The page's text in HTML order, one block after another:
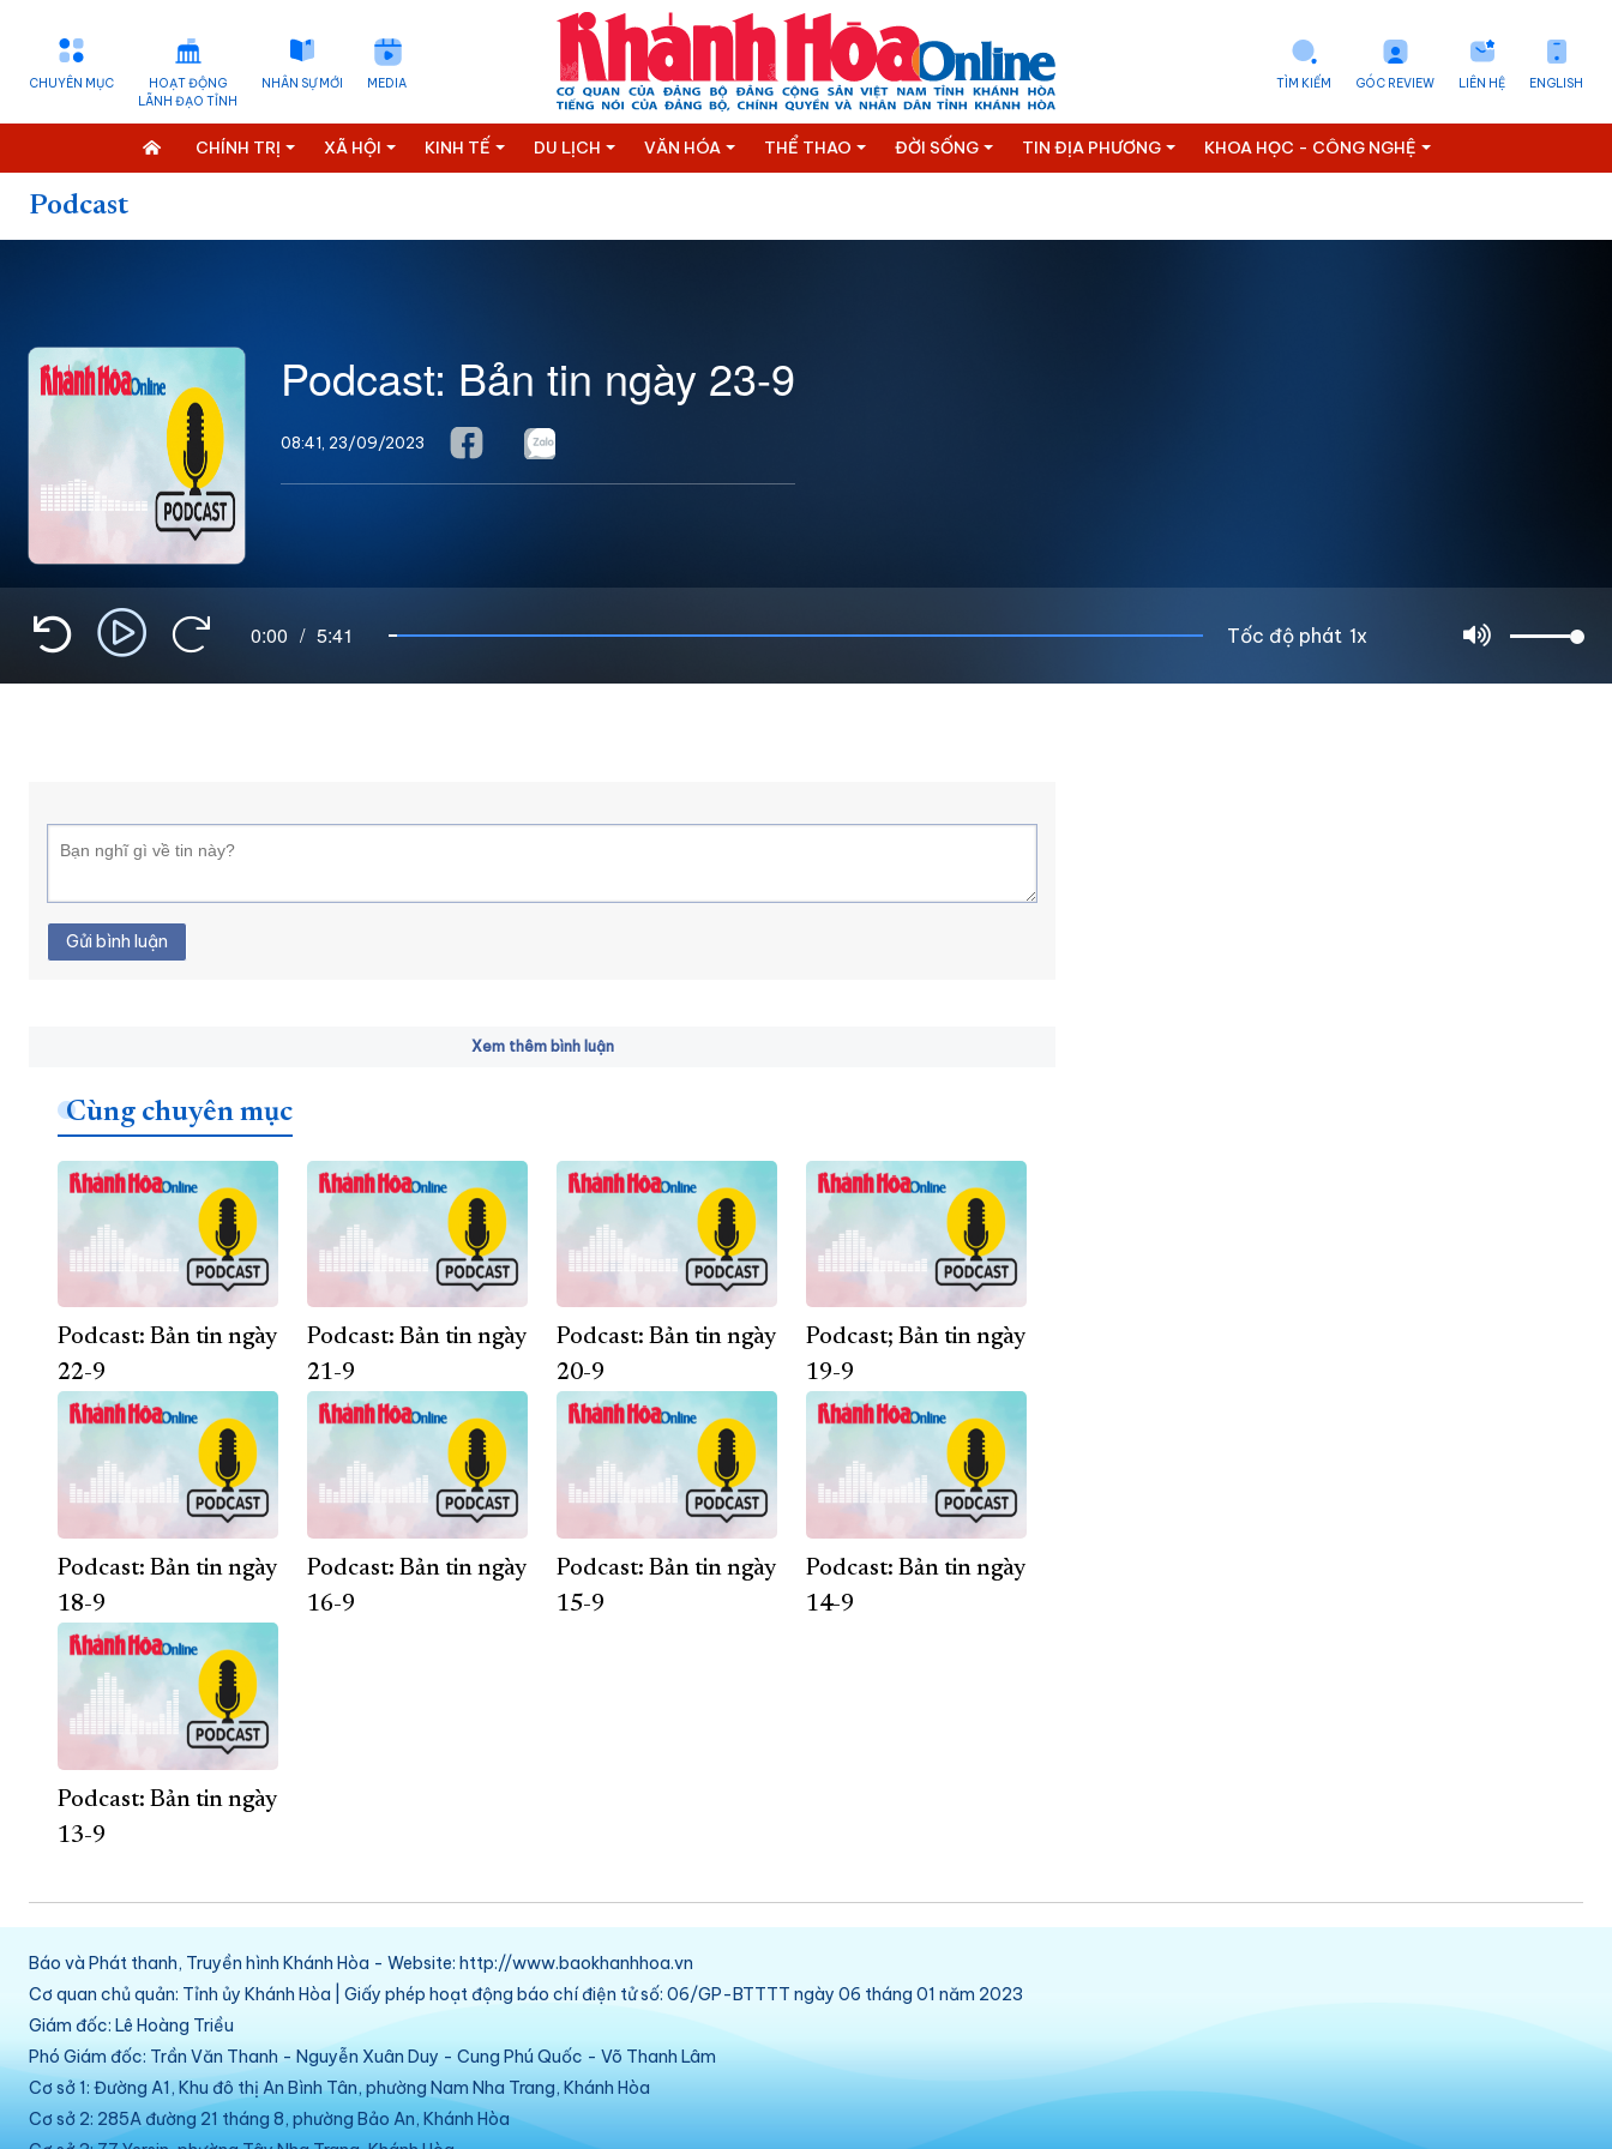
CHUYÊN MỤC
HOẠT ĐỘNG
LÃNH ĐẠO TỈNH
NHÂN SỰ MỚI MEDIA ENGLISH
LIÊN HỆ
GÓC REVIEW
TÌM KIẾM
CHÍNH TRỊ XÃ HỘI KINH TẾ DU LỊCH VĂN HÓA THỂ THAO ĐỜI SỐNG TIN ĐỊA PHƯƠNG KHOA HỌC - CÔNG NGHỆ
Podcast
Podcast: Bản tin ngày 23-9
08:41, 23/09/2023
0:00 / 5:41 Tốc độ phát 1x
Gửi bình luận
Xem thêm bình luận
Cùng chuyên mục
Podcast: Bản tin ngày
22-9
Podcast: Bản tin ngày
21-9
Podcast: Bản tin ngày
20-9
Podcast; Bản tin ngày
19-9
Podcast: Bản tin ngày
18-9
Podcast: Bản tin ngày
16-9
Podcast: Bản tin ngày
15-9
Podcast: Bản tin ngày
14-9
Podcast: Bản tin ngày
13-9
Báo và Phát thanh, Truyền hình Khánh Hòa - Website: http://www.baokhanhhoa.vn
Cơ quan chủ quản: Tỉnh ủy Khánh Hòa | Giấy phép hoạt động báo chí điện tử số: 06/GP-BTTTT ngày 06 tháng 01 năm 2023
Giám đốc: Lê Hoàng Triều
Phó Giám đốc: Trần Văn Thanh - Nguyễn Xuân Duy - Cung Phú Quốc - Võ Thanh Lâm
Cơ sở 1: Đường A1, Khu đô thị An Bình Tân, phường Nam Nha Trang, Khánh Hòa
Cơ sở 2: 285A đường 21 tháng 8, phường Bảo An, Khánh Hòa